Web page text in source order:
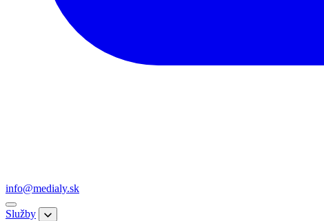
info@medialy.sk
Služby